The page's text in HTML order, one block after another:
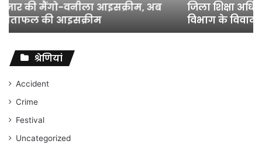
विभाग
के
विवादों
संघर्ष
जारी
रहेगा
अंकित
गौरहा
जिला शिक्षा अधिकारी का तबादला हुआ, लेकिन शिक्षा
विभाग के विवादों पर संघर्ष जारी रहेगा : अंकित गौरहा
श्रेणियां
Accident
Crime
Festival
Uncategorized